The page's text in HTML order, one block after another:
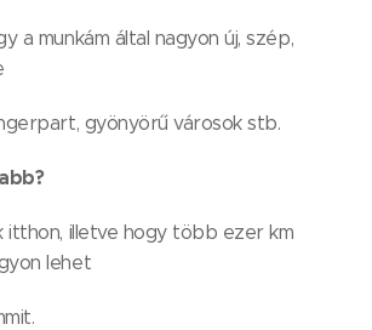
a munkám által nagyon új, szép,
gyönyörű városok stb.
itthon, illetve hogy több ezer km
lehet